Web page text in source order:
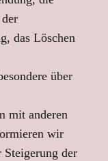
das Löschen
über
mit anderen
wir
der